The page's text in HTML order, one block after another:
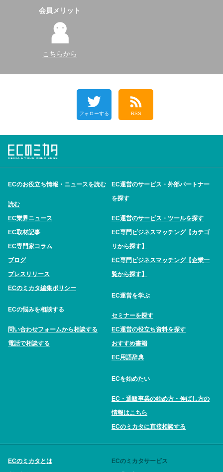
会員メリット
こちらから
フォローする RSS
ECのお役立ち情報・ニュースを読む
読む
EC業界ニュース
EC取材記事
EC専門家コラム
ブログ
プレスリリース
ECのミカタ編集ポリシー
ECの悩みを相談する
問い合わせフォームから相談する
電話で相談する
EC運営のサービス・外部パートナー
を探す
EC運営のサービス・ツールを探す
EC専門ビジネスマッチング【カテゴ
リから探す】
EC専門ビジネスマッチング【企業一
覧から探す】
EC運営を学ぶ
セミナーを探す
EC運営の役立ち資料を探す
おすすめ書籍
EC用語辞典
ECを始めたい
EC・通販事業の始め方・伸ばし方の
情報はこちら
ECのミカタに直接相談する
ECのミカタとは
ECのミカタサービス